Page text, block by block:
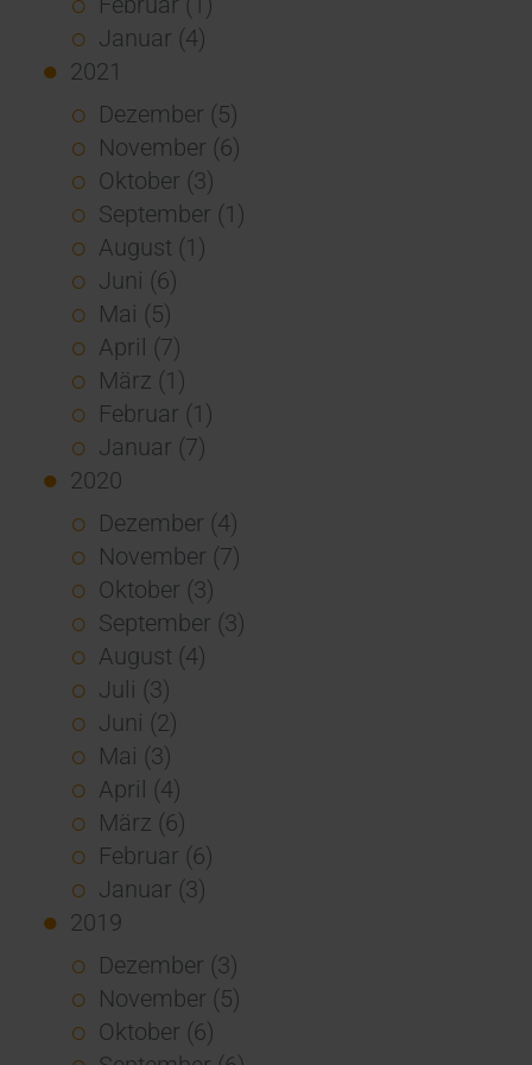
Januar (4)
2021
Dezember (5)
November (6)
Oktober (3)
September (1)
August (1)
Juni (6)
Mai (5)
April (7)
März (1)
Februar (1)
Januar (7)
2020
Dezember (4)
November (7)
Oktober (3)
September (3)
August (4)
Juli (3)
Juni (2)
Mai (3)
April (4)
März (6)
Februar (6)
Januar (3)
2019
Dezember (3)
November (5)
Oktober (6)